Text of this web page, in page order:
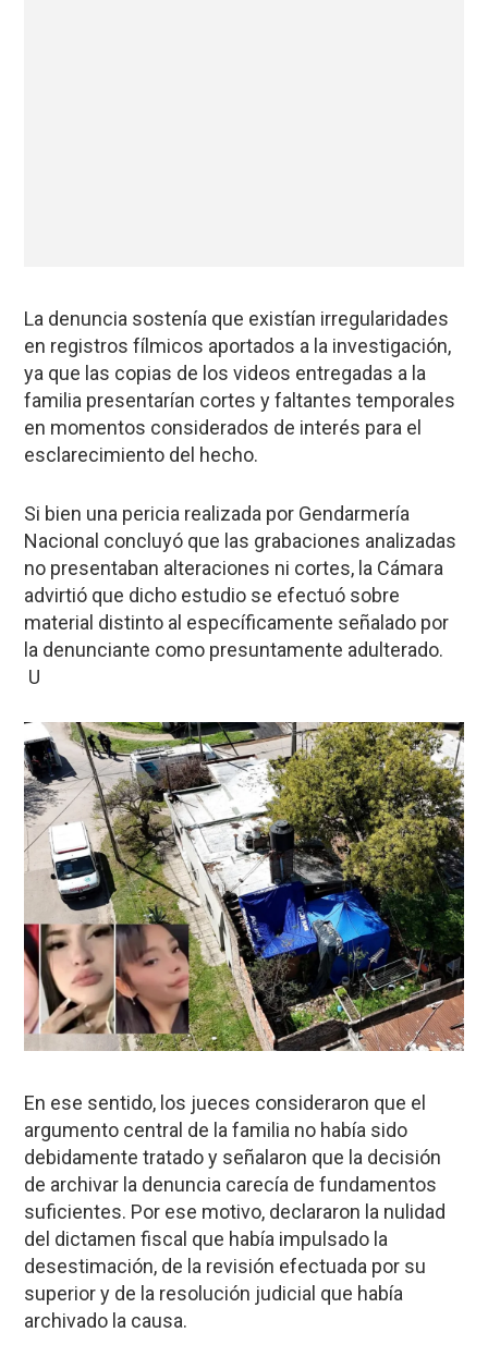
La denuncia sostenía que existían irregularidades
en registros fílmicos aportados a la investigación,
ya que las copias de los videos entregadas a la
familia presentarían cortes y faltantes temporales
en momentos considerados de interés para el
esclarecimiento del hecho.
Si bien una pericia realizada por Gendarmería
Nacional concluyó que las grabaciones analizadas
no presentaban alteraciones ni cortes, la Cámara
advirtió que dicho estudio se efectuó sobre
material distinto al específicamente señalado por
la denunciante como presuntamente adulterado.
U
En ese sentido, los jueces consideraron que el
argumento central de la familia no había sido
debidamente tratado y señalaron que la decisión
de archivar la denuncia carecía de fundamentos
suficientes. Por ese motivo, declararon la nulidad
del dictamen fiscal que había impulsado la
desestimación, de la revisión efectuada por su
superior y de la resolución judicial que había
archivado la causa.